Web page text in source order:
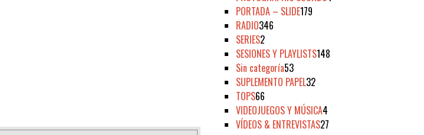
PORTADA – SLIDE179
RADIO346
SERIES2
SESIONES Y PLAYLISTS148
Sin categoría53
SUPLEMENTO PAPEL32
TOPS66
VIDEOJUEGOS Y MÚSICA4
VÍDEOS & ENTREVISTAS27